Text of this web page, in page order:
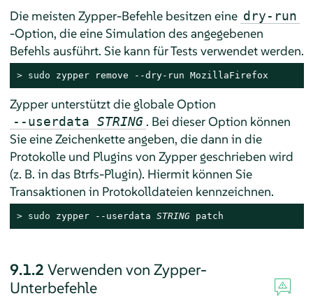
Die meisten Zypper-Befehle besitzen eine dry-run
-Option, die eine Simulation des angegebenen
Befehls ausführt. Sie kann für Tests verwendet werden.
> sudo zypper remove --dry-run MozillaFirefox
Zypper unterstützt die globale Option
--userdata STRING . Bei dieser Option können
Sie eine Zeichenkette angeben, die dann in die
Protokolle und Plugins von Zypper geschrieben wird
(z. B. in das Btrfs-Plugin). Hiermit können Sie
Transaktionen in Protokolldateien kennzeichnen.
> sudo zypper --userdata STRING patch
9.1.2 Verwenden von Zypper-
Unterbefehle